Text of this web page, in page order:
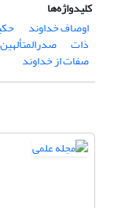
کلیدواژه‌ها
اوصاف خداوند
ذات
صفات از خداوند